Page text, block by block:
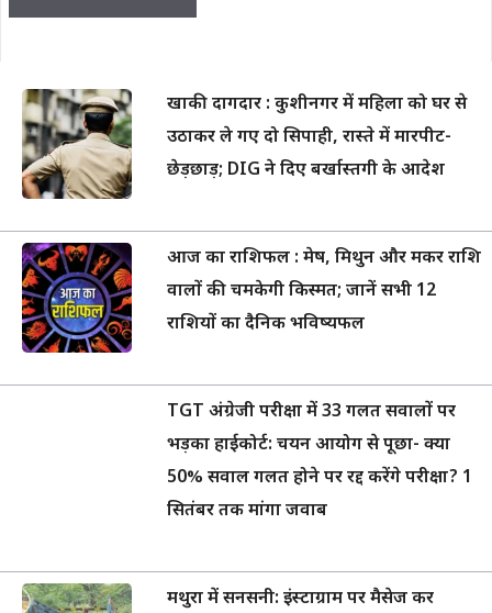
खाकी दागदार : कुशीनगर में महिला को घर से
उठाकर ले गए दो सिपाही, रास्ते में मारपीट-
छेड़छाड़; DIG ने दिए बर्खास्तगी के आदेश
आज का राशिफल : मेष, मिथुन और मकर राशि
वालों की चमकेगी किस्मत; जानें सभी 12
राशियों का दैनिक भविष्यफल
TGT अंग्रेजी परीक्षा में 33 गलत सवालों पर
भड़का हाईकोर्ट: चयन आयोग से पूछा- क्या
50% सवाल गलत होने पर रद्द करेंगे परीक्षा? 1
सितंबर तक मांगा जवाब
मथुरा में सनसनी: इंस्टाग्राम पर मैसेज कर